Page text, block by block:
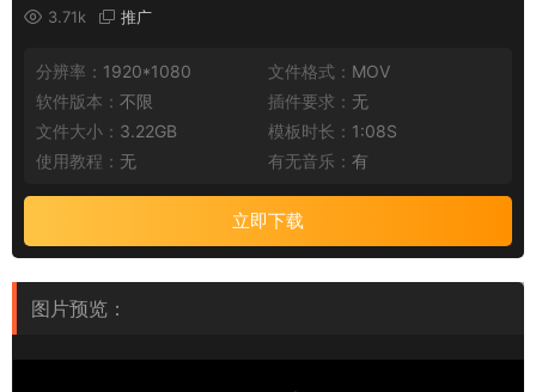
3.71k 推广
分辨率： 1920*1080 文件格式： MOV
软件版本： 不限 插件要求： 无
文件大小： 3.22GB 模板时长： 1:08S
使用教程： 无 有无音乐： 有
立即下载
图片预览：